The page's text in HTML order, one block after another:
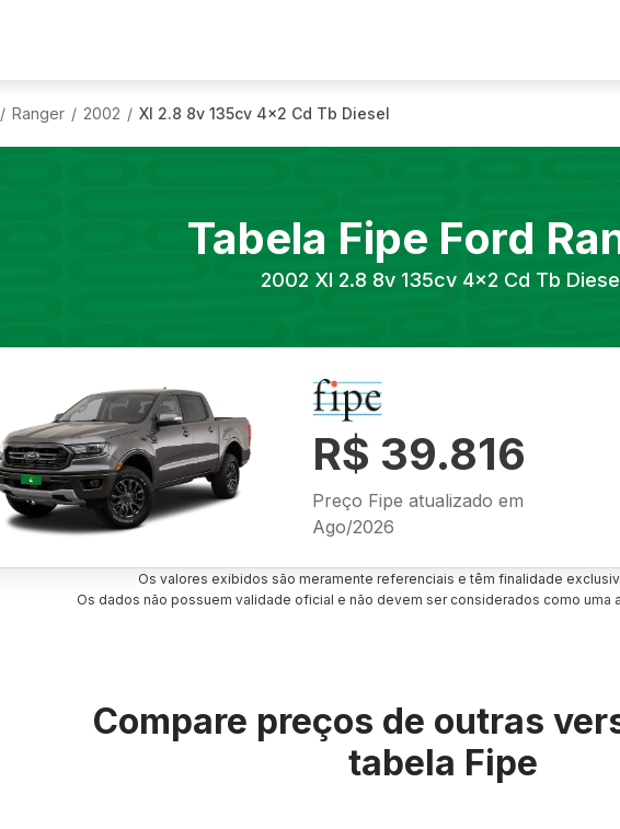
/ Ranger / 2002 / Xl 2.8 8v 135cv 4x2 Cd Tb Diesel
Tabela Fipe Ford
2002 Xl 2.8 8v 135cv 4x2 Cd Tb
R$ 39.816
Preço Fipe atualizado em
Ago/2026
Os valores exibidos são meramente referenciais e têm finalidade
Os dados não possuem validade oficial e não devem ser considerados como uma
Compare preços de outras
tabela Fipe